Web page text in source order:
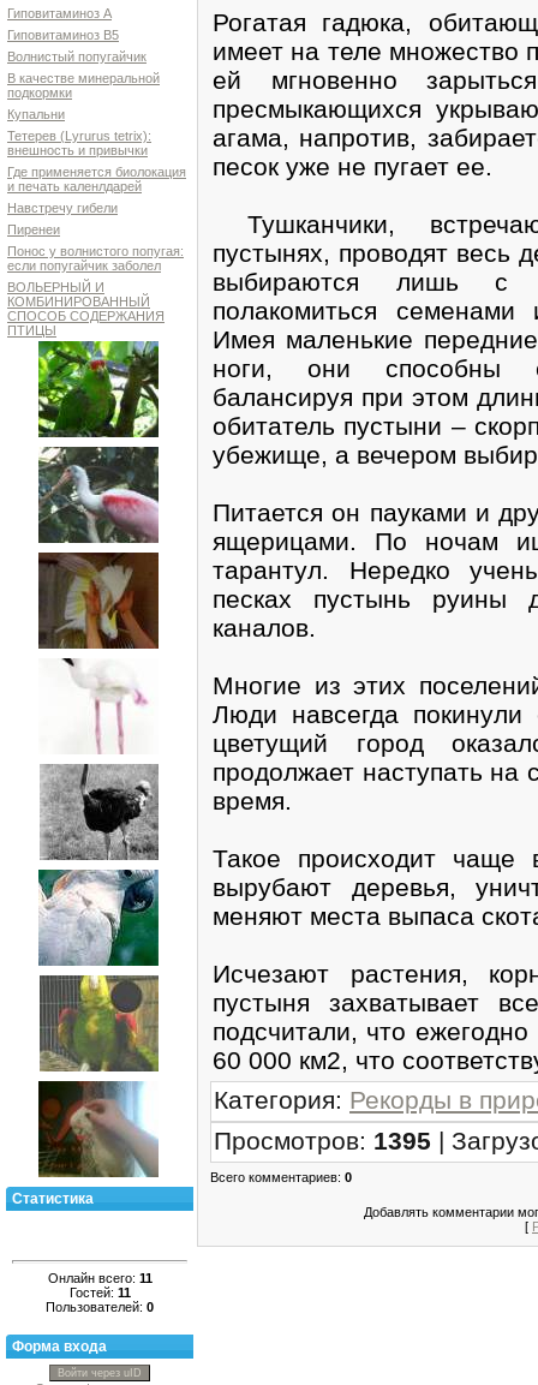
Гиповитаминоз А
Гиповитаминоз В5
Волнистый попугайчик
В качестве минеральной
подкормки
Купальни
Тетерев (Lyrurus tetrix):
внешность и привычки
Где применяется биолокация
и печать каленлдарей
Навстречу гибели
Пиренеи
Понос у волнистого попугая:
если попугайчик заболел
ВОЛЬЕРНЫЙ И
КОМБИНИРОВАННЫЙ
СПОСОБ СОДЕРЖАНИЯ
ПТИЦЫ
Статистика
Онлайн всего: 11
Гостей: 11
Пользователей: 0
Форма входа
Войти через uID
Рогатая гадюка,
имеет на теле множество
ей мгновенно
пресмыкающихся
агама, напротив,
песок уже не пугает ее.
Тушканчики,
пустынях, проводят весь
выбираются лишь с
полакомиться
Имея маленькие
ноги, они способны
балансируя при этом
обитатель пустыни –
убежище, а вечером
Питается он пауками и
ящерицами. По ночам
тарантул. Нередко
песках пустынь руины
каналов.
Многие из этих
Люди навсегда
цветущий город
продолжает наступать на
время.
Такое происходит чаще
вырубают деревья,
меняют места выпаса
Исчезают растения,
пустыня захватывает
подсчитали, что
60 000 км2, что
Категория: Рекорды в
Просмотров: 1395 |
Всего комментариев: 0
Добавлять комментарии
[